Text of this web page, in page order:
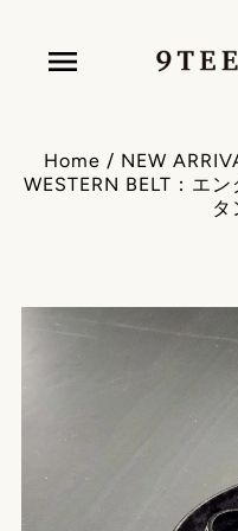
Home / NEW
WESTERN BELT：エ
タ